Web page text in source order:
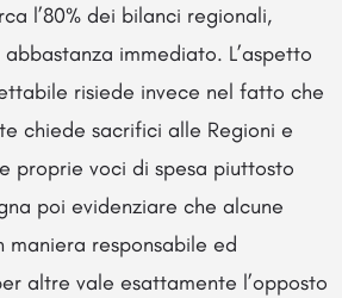
l’80% dei bilanci regionali,
immediato. L’aspetto
risiede invece nel fatto che
chiede sacrifici alle Regioni e
proprie voci di spesa piuttosto
poi evidenziare che alcune
maniera responsabile ed
altre vale esattamente l’opposto